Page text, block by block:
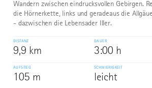
Wandern zwischen eindrucksvollen Gebirgen.
die Hörnerkette, links und geradeaus die
- dazwischen die Lebensader Iller.
DISTANZ
9,9 km
DAUER
3:00 h
AUFSTIEG
105 m
SCHWIERIGKEIT
leicht